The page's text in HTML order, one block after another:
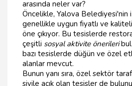
arasında neler var?
Öncelikle, Yalova
genellikle uygun fiyatlı ve kaliteli
öne çıkıyor. Bu tesislerde
çeşitli sosyal aktivite önerileri
bazı tesislerde düğün ve özel
alanlar mevcut.
Bunun yanı sıra, özel sektör
sivile açık olan tesisler de